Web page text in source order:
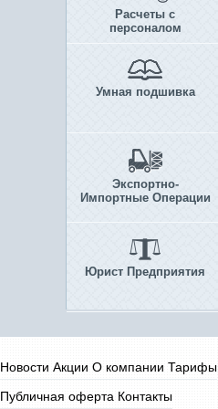
Расчеты с
персоналом
Умная подшивка
Экспортно-
Импортные Операции
Юрист Предприятия
Новости Акции О компании Тарифы
Публичная оферта Контакты